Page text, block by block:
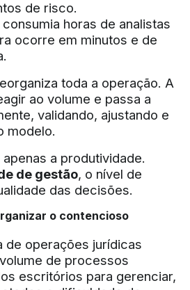
de risco.
horas de analistas
ocorre em minutos e de
toda a operação. A
ao volume e passa a
validando, ajustando e
modelo.
a produtividade.
de gestão, o nível de
das decisões.
o contencioso
de operações jurídicas
de processos
escritórios para gerenciar,